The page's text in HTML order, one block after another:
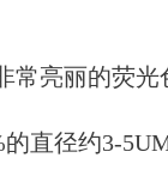
常亮丽的荧
直径约3-5UM